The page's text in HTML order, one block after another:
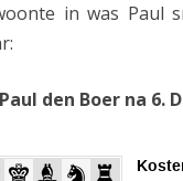
in was Paul
den Boer na 6.